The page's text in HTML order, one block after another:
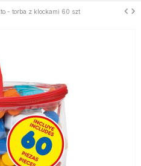
- torba z klockami 60 szt